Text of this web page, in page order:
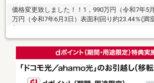
価格変更致しました！！1，990万円（令和7年5
万円（令和7年6月3日）表面利回り約23.44％(満